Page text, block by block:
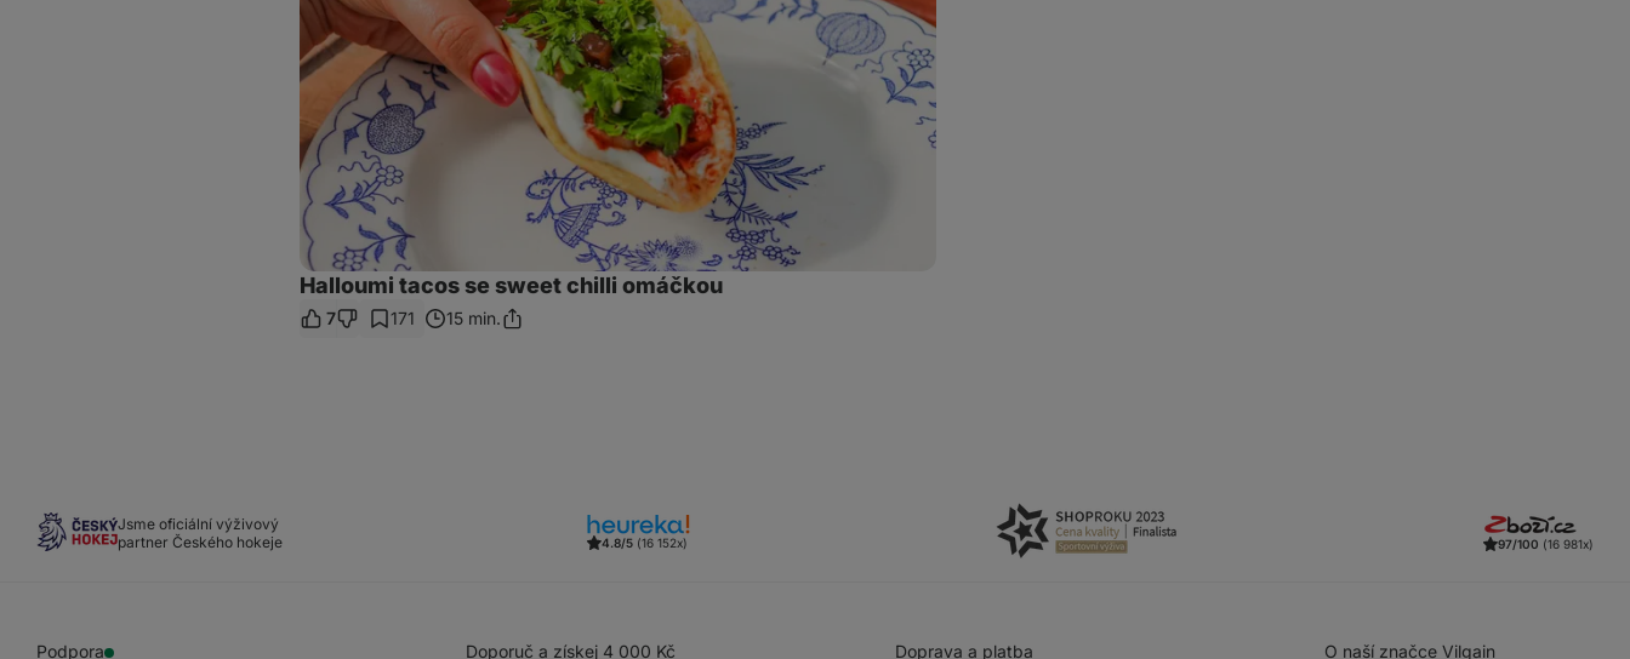
Halloumi tacos se sweet chilli omáčkou
7 171 15 min.Sdílet
Jsme oficiální výživový
partner Českého hokeje
4.8/5 (16 152x) 97/100 (16 981x)
Podpora Doporuč a získej 4 000 Kč Doprava a platba O naší značce Vilgain